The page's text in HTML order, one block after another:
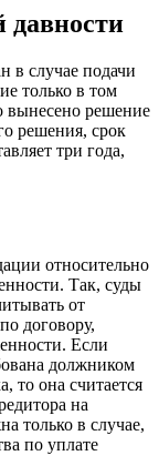
давности
в случае подачи
только в том
вынесено решение
решения, срок
три года,
относительно
Так, суды
от
договору,
Если
должником
то она считается
на
только в случае,
по уплате